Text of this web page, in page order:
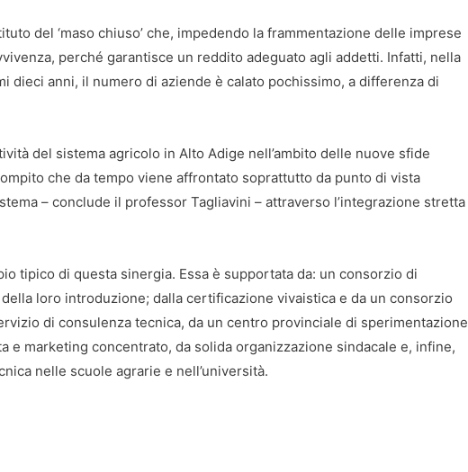
del ‘maso chiuso’ che, impedendo la frammentazione delle imprese
perché garantisce un reddito adeguato agli addetti. Infatti, nella
dieci anni, il numero di aziende è calato pochissimo, a differenza di
del sistema agricolo in Alto Adige nell’ambito delle nuove sfide
che da tempo viene affrontato soprattutto da punto di vista
– conclude il professor Tagliavini – attraverso l’integrazione stretta
tipico di questa sinergia. Essa è supportata da: un consorzio di
loro introduzione; dalla certificazione vivaistica e da un consorzio
di consulenza tecnica, da un centro provinciale di sperimentazione
e marketing concentrato, da solida organizzazione sindacale e, infine,
nelle scuole agrarie e nell’università.